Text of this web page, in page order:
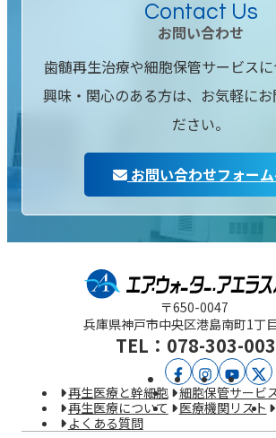
Contact Us
お問い合わせ
歯髄再生治療や細胞保管サービスに
興味・関心のある方は、お気軽にお
ださい。
お問い合わせフォー
〒650-0047
兵庫県神戸市中央区港島南町1丁
TEL：078-303-
ア
エ
ア
エ
X
再生医療と幹細胞
細胞保管サービ
再生医療について
医療機関リスト
よくある質問